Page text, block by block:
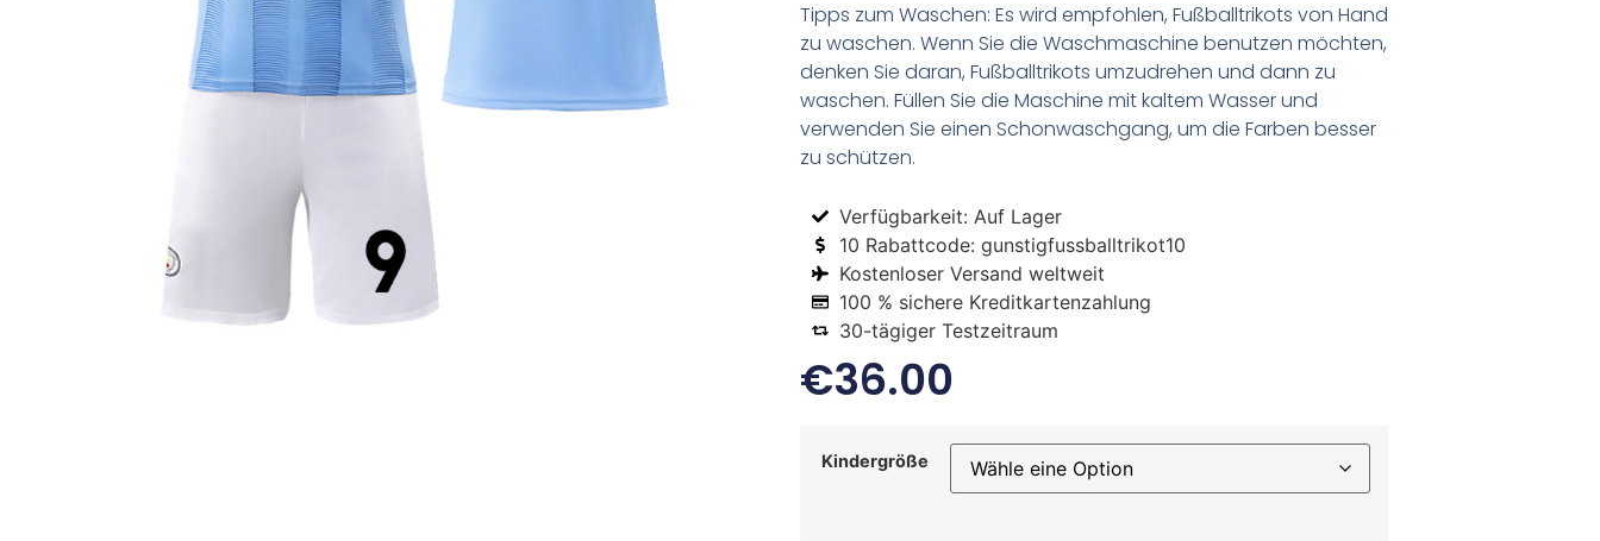
Tipps zum Waschen: Es wird empfohlen, Fußballtrikots von Hand
zu waschen. Wenn Sie die Waschmaschine benutzen möchten,
denken Sie daran, Fußballtrikots umzudrehen und dann zu
waschen. Füllen Sie die Maschine mit kaltem Wasser und
verwenden Sie einen Schonwaschgang, um die Farben besser
zu schützen.
Verfügbarkeit: Auf Lager
10 Rabattcode: gunstigfussballtrikot10
Kostenloser Versand weltweit
100 % sichere Kreditkartenzahlung
30-tägiger Testzeitraum
€36.00
Kindergröße